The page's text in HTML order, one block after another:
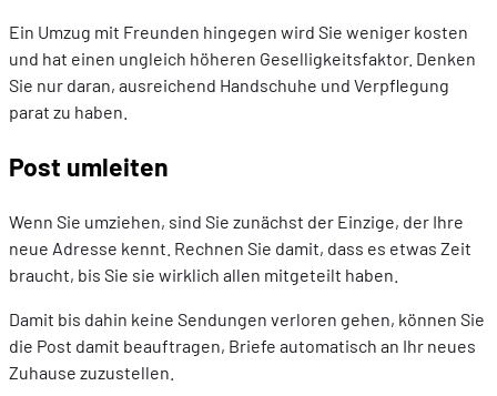
Ein Umzug mit Freunden hingegen wird Sie weniger kosten
und hat einen ungleich höheren Geselligkeitsfaktor. Denken
Sie nur daran, ausreichend Handschuhe und Verpflegung
parat zu haben.
Post umleiten
Wenn Sie umziehen, sind Sie zunächst der Einzige, der Ihre
neue Adresse kennt. Rechnen Sie damit, dass es etwas Zeit
braucht, bis Sie sie wirklich allen mitgeteilt haben.
Damit bis dahin keine Sendungen verloren gehen, können Sie
die Post damit beauftragen, Briefe automatisch an Ihr neues
Zuhause zuzustellen.